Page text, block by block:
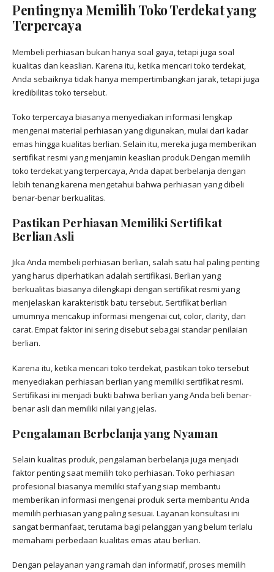
Pentingnya Memilih Toko Terdekat yang
Terpercaya
Membeli perhiasan bukan hanya soal gaya, tetapi juga soal
kualitas dan keaslian. Karena itu, ketika mencari toko terdekat,
Anda sebaiknya tidak hanya mempertimbangkan jarak, tetapi juga
kredibilitas toko tersebut.
Toko terpercaya biasanya menyediakan informasi lengkap
mengenai material perhiasan yang digunakan, mulai dari kadar
emas hingga kualitas berlian. Selain itu, mereka juga memberikan
sertifikat resmi yang menjamin keaslian produk.Dengan memilih
toko terdekat yang terpercaya, Anda dapat berbelanja dengan
lebih tenang karena mengetahui bahwa perhiasan yang dibeli
benar-benar berkualitas.
Pastikan Perhiasan Memiliki Sertifikat
Berlian Asli
Jika Anda membeli perhiasan berlian, salah satu hal paling penting
yang harus diperhatikan adalah sertifikasi. Berlian yang
berkualitas biasanya dilengkapi dengan sertifikat resmi yang
menjelaskan karakteristik batu tersebut. Sertifikat berlian
umumnya mencakup informasi mengenai cut, color, clarity, dan
carat. Empat faktor ini sering disebut sebagai standar penilaian
berlian.
Karena itu, ketika mencari toko terdekat, pastikan toko tersebut
menyediakan perhiasan berlian yang memiliki sertifikat resmi.
Sertifikasi ini menjadi bukti bahwa berlian yang Anda beli benar-
benar asli dan memiliki nilai yang jelas.
Pengalaman Berbelanja yang Nyaman
Selain kualitas produk, pengalaman berbelanja juga menjadi
faktor penting saat memilih toko perhiasan. Toko perhiasan
profesional biasanya memiliki staf yang siap membantu
memberikan informasi mengenai produk serta membantu Anda
memilih perhiasan yang paling sesuai. Layanan konsultasi ini
sangat bermanfaat, terutama bagi pelanggan yang belum terlalu
memahami perbedaan kualitas emas atau berlian.
Dengan pelayanan yang ramah dan informatif, proses memilih